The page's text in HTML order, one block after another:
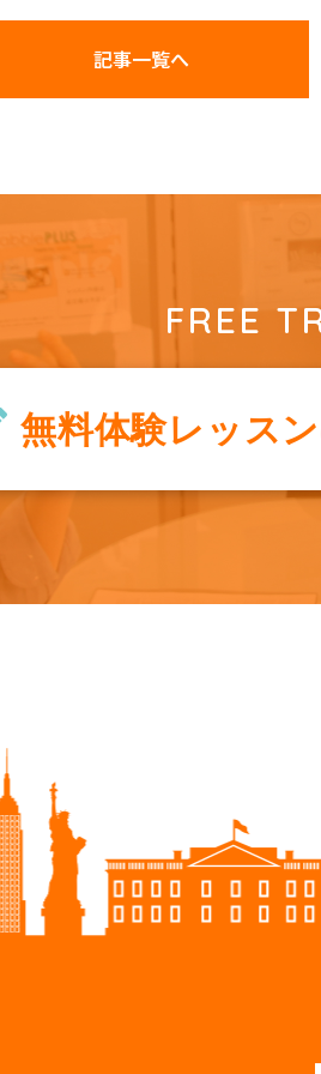
記事一覧へ
FREE
無料体験レッス